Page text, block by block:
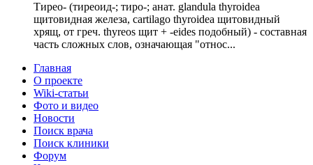
Тирео- (тиреоид-; тиро-; анат. glandula thyroidea
щитовидная железа, cartilago thyroidea щитовидный
хрящ, от греч. thyreos щит + -eides подобный) - составная
часть сложных слов, означающая "относ...
Главная
О проекте
Wiki-статьи
Фото и видео
Новости
Поиск врача
Поиск клиники
Форум